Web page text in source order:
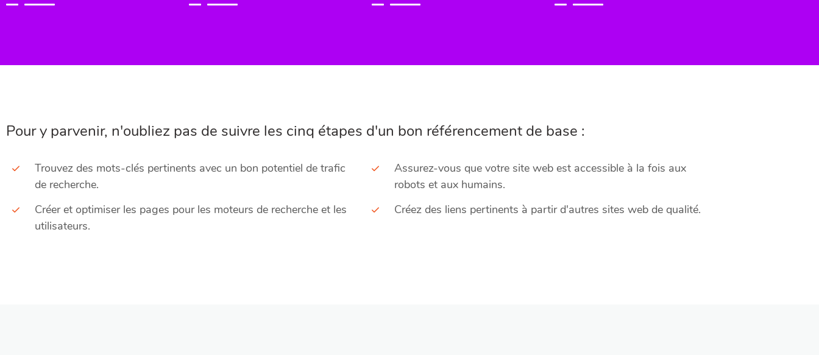
Pour y parvenir, n'oubliez pas de suivre les cinq étapes d'un bon référencement de base :
Trouvez des mots-clés pertinents avec un bon potentiel de trafic
de recherche.
Créer et optimiser les pages pour les moteurs de recherche et les
utilisateurs.
Assurez-vous que votre site web est accessible à la fois aux
robots et aux humains.
Créez des liens pertinents à partir d'autres sites web de qualité.